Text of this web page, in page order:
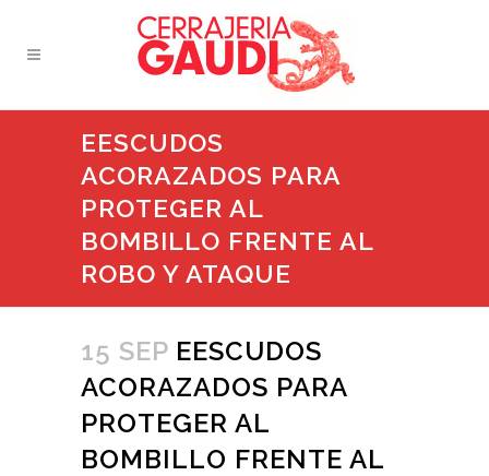
EESCUDOS
ACORAZADOS PARA
PROTEGER AL
BOMBILLO FRENTE AL
ROBO Y ATAQUE
15 SEP EESCUDOS
ACORAZADOS PARA
PROTEGER AL
BOMBILLO FRENTE AL